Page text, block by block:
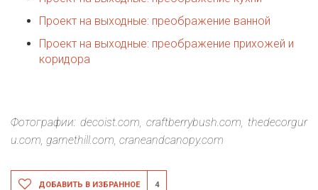
Проект на выходные: преображение ванной
Проект на выходные: преображение прихожей и
коридора
Фотографии: decoist.com, craftberrybush.com, thedecorgur
u.com, garnethill.com, craneandcanopy.com
ДОБАВИТЬ В ИЗБРАННОЕ 4